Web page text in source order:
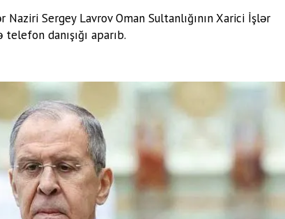
Sergey Lavrov Oman Sultanlığının Xarici İşlər
danışığı aparıb.